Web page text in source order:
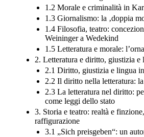
1.2 Morale e criminalità in
1.3 Giornalismo: la ‚doppia
1.4 Filosofia, teatro:
Weininger a Wedekind
1.5 Letteratura e morale:
2. Letteratura e diritto, giustizia e
2.1 Diritto, giustizia e lingua
2.2 Il diritto nella letteratura: la
2.3 La letteratura nel diritto:
come leggi dello stato
3. Storia e teatro: realtà e
raffigurazione
3.1 „Sich preisgeben“: un